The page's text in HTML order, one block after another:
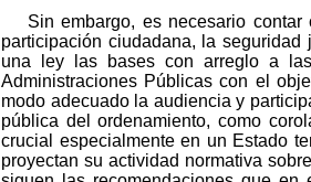
Sin embargo, es necesario
participación ciudadana, la
una ley las bases con arreglo a
Administraciones Públicas con el
modo adecuado la audiencia y
pública del ordenamiento, como
crucial especialmente en un Estado
proyectan su actividad normativa